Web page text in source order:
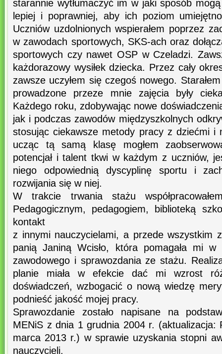
starannie wytłumaczyć im w jaki sposób
lepiej i poprawniej, aby ich poziom
Uczniów uzdolnionych wspierałem poprzez
w zawodach sportowych, SKS-ach oraz
sportowych czy nawet OSP w Czeladzi.
każdorazowy wysiłek dziecka. Przez cały
zawsze uczyłem się czegoś nowego.
prowadzone przeze mnie zajęcia były
Każdego roku, zdobywając nowe
jak i podczas zawodów międzyszkolnych
stosując ciekawsze metody pracy z dziećmi i
ucząc tą samą klasę mogłem
potencjał i talent tkwi w każdym z uczniów,
niego odpowiednią dyscyplinę sportu i
rozwijania się w niej.
W trakcie trwania stażu
Pedagogicznym, pedagogiem, biblioteką
kontakt
z innymi nauczycielami, a przede wszystkim
panią Janiną Wcisło, która pomagała mi
zawodowego i sprawozdania ze stażu.
planie miała w efekcie dać mi wzrost
doświadczeń, wzbogacić o nową wiedzę
podnieść jakość mojej pracy.
Sprawozdanie zostało napisane na
MENiS z dnia 1 grudnia 2004 r. (aktualizacja:
marca 2013 r.) w sprawie uzyskania stopni
nauczycieli.